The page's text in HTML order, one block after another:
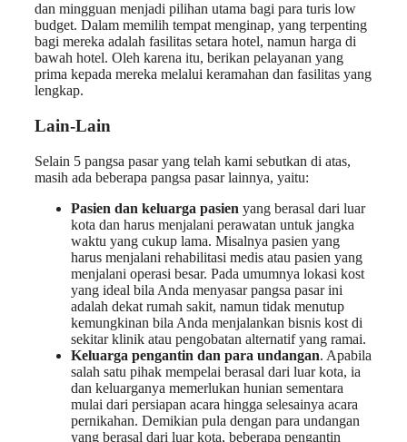
dan mingguan menjadi pilihan utama bagi para turis low
budget. Dalam memilih tempat menginap, yang terpenting
bagi mereka adalah fasilitas setara hotel, namun harga di
bawah hotel. Oleh karena itu, berikan pelayanan yang
prima kepada mereka melalui keramahan dan fasilitas yang
lengkap.
Lain-Lain
Selain 5 pangsa pasar yang telah kami sebutkan di atas,
masih ada beberapa pangsa pasar lainnya, yaitu:
Pasien dan keluarga pasien yang berasal dari luar
kota dan harus menjalani perawatan untuk jangka
waktu yang cukup lama. Misalnya pasien yang
harus menjalani rehabilitasi medis atau pasien yang
menjalani operasi besar. Pada umumnya lokasi kost
yang ideal bila Anda menyasar pangsa pasar ini
adalah dekat rumah sakit, namun tidak menutup
kemungkinan bila Anda menjalankan bisnis kost di
sekitar klinik atau pengobatan alternatif yang ramai.
Keluarga pengantin dan para undangan. Apabila
salah satu pihak mempelai berasal dari luar kota, ia
dan keluarganya memerlukan hunian sementara
mulai dari persiapan acara hingga selesainya acara
pernikahan. Demikian pula dengan para undangan
yang berasal dari luar kota, beberapa pengantin